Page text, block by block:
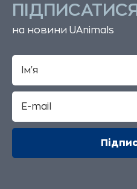
ПІДПИСАТИСЯ
на новини UAnimals